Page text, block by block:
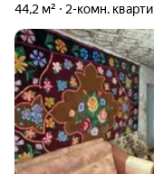
44,2 м² 2-комн.